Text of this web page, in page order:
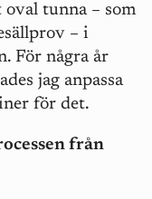
oval tunna – som
– i
För några år
jag anpassa
för det.
från